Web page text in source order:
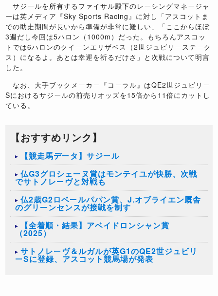
サジールを所有するファイサル殿下のレーシングマネージャ
ーは英メディア『Sky Sports Racing 』に対し「アスコットま
での助走期間が長いから準備が非常に難しい」「ここからほぼ
3週だし今回は5ハロン（ 1000m ）だった。もちろんアスコッ
トでは6ハロンのクイーンエリザベス（2世ジュビリーステーク
ス）になるよ。あとは幸運を祈るだけさ」と次戦について明言
した。
なお、大手ブックメーカー『コーラル』はQE2世ジュビリー
Sにおけるサジールの前売りオッズを15倍から 11倍にカットし
ている。
【おすすめリンク】
【競走馬データ】サジール
仏G3グロシェーヌ賞はモンテイユが快勝、次戦
でサトノレーヴと対戦も
仏2歳G2ロベールパパン賞、J.オブライエン厩舎
のグリーンセンスが接戦を制す
【全着順・結果】アベイドロンシャン賞
（2025）
サトノレーヴ＆ルガルが英G1のQE2世ジュビリ
ーSに登録、アスコット競馬場が発表